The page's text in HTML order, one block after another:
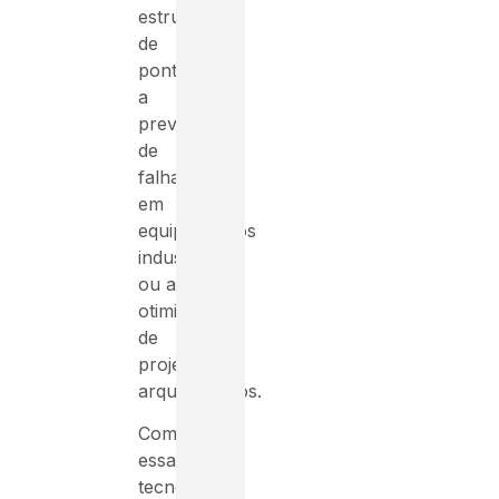
estrutural
de
pontes,
a
previsão
de
falhas
em
equipamentos
industriais
ou a
otimização
de
projetos
arquitetônicos.
Com
essa
tecnolgia